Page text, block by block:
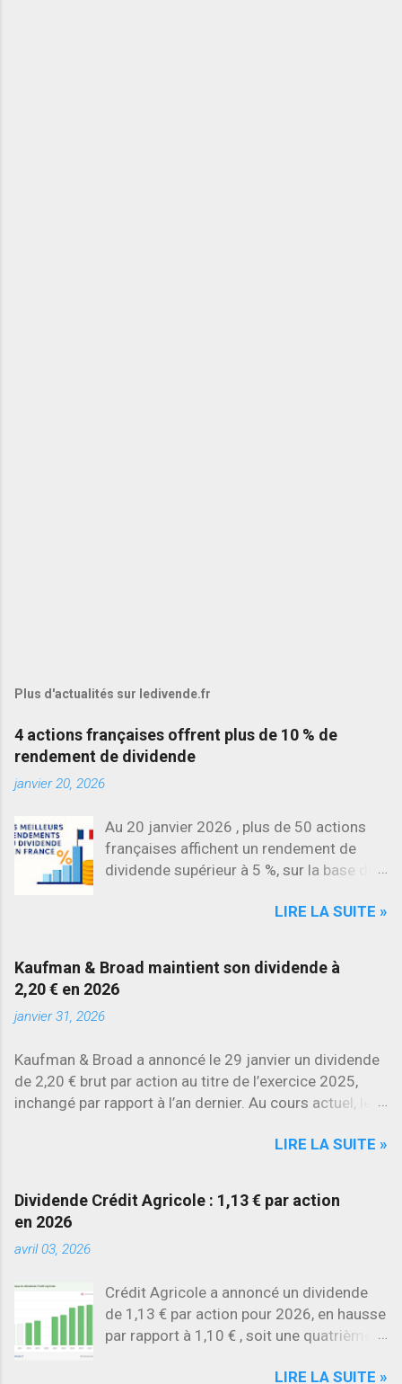
Plus d'actualités sur ledivende.fr
4 actions françaises offrent plus de 10 % de
rendement de dividende
janvier 20, 2026
Au 20 janvier 2026 , plus de 50 actions
françaises affichent un rendement de
dividende supérieur à 5 %, sur la base des
évolutions les plus marquantes concerne
Stellantis et Renault reculent déjà à deux
chiffres.
LIRE LA SUITE »
Kaufman & Broad maintient son dividende à
2,20 € en 2026
janvier 31, 2026
Kaufman & Broad a annoncé le 29 janvier un dividende
de 2,20 € brut par action au titre de l’exercice 2025,
inchangé par rapport à l’an dernier. Au cours actuel, le
LIRE LA SUITE »
Dividende Crédit Agricole : 1,13 € par action
en 2026
avril 03, 2026
Crédit Agricole a annoncé un dividende
de 1,13 € par action pour 2026, en hausse
par rapport à 1,10 € , soit une quatrième
LIRE LA SUITE »